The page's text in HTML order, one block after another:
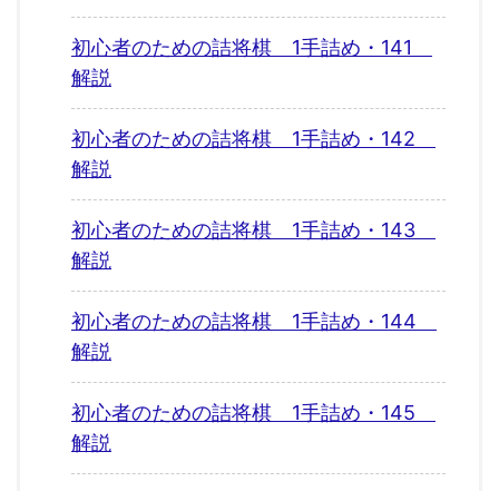
初心者のための詰将棋 1手詰め・141
解説
初心者のための詰将棋 1手詰め・142
解説
初心者のための詰将棋 1手詰め・143
解説
初心者のための詰将棋 1手詰め・144
解説
初心者のための詰将棋 1手詰め・145
解説